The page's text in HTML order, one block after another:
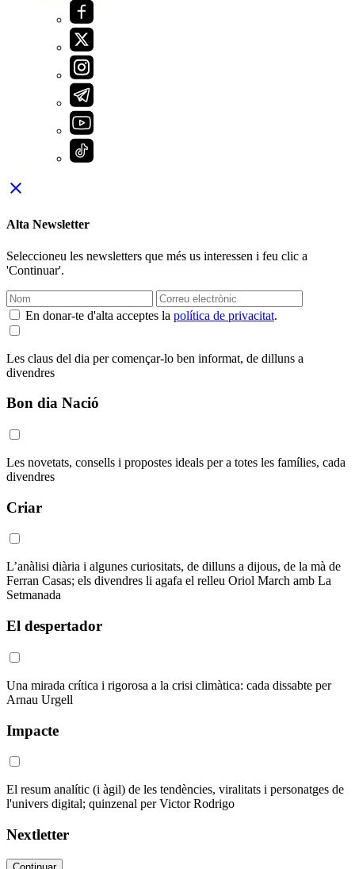
close
Alta Newsletter
Seleccioneu les newsletters que més us interessen i feu clic a
'Continuar'.
En donar-te d'alta acceptes la política de privacitat.
Les claus del dia per començar-lo ben informat, de dilluns a
divendres
Bon dia Nació
Les novetats, consells i propostes ideals per a totes les famílies, cada
divendres
Criar
L’anàlisi diària i algunes curiositats, de dilluns a dijous, de la mà de
Ferran Casas; els divendres li agafa el relleu Oriol March amb La
Setmanada
El despertador
Una mirada crítica i rigorosa a la crisi climàtica: cada dissabte per
Arnau Urgell
Impacte
El resum analític (i àgil) de les tendències, viralitats i personatges de
l'univers digital; quinzenal per Victor Rodrigo
Nextletter